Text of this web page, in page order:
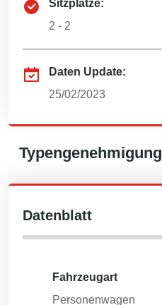
Sitzplätze:
2 - 2
Daten Update:
25/02/2023
Typengenehmigung
Datenblatt
Fahrzeugart
Personenwagen